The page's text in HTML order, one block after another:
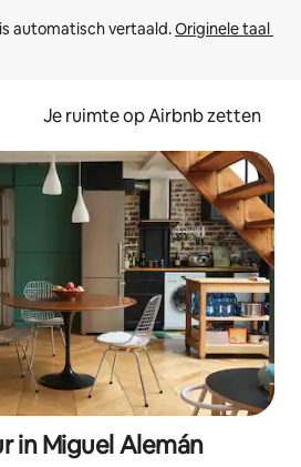
automatisch vertaald. Originele taal
Je ruimte op Airbnb zetten
in Miguel Alemán